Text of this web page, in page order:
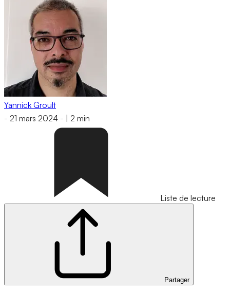
Yannick Groult
- 21 mars 2024 - 2 min
Liste de lecture
Partager